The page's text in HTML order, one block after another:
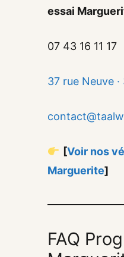
essai
07 43 16 11 17
37 rue Neuve
[Voir nos
Marguerite]
FAQ